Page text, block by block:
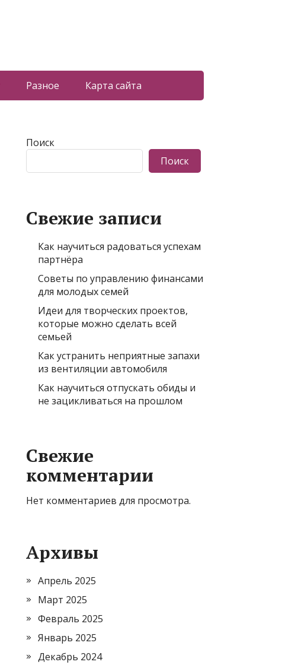
Разное Карта сайта
Поиск
Поиск
Свежие записи
Как научиться радоваться успехам
партнёра
Советы по управлению финансами
для молодых семей
Идеи для творческих проектов,
которые можно сделать всей
семьей
Как устранить неприятные запахи
из вентиляции автомобиля
Как научиться отпускать обиды и
не зацикливаться на прошлом
Свежие
комментарии
Нет комментариев для просмотра.
Архивы
Апрель 2025
Март 2025
Февраль 2025
Январь 2025
Декабрь 2024